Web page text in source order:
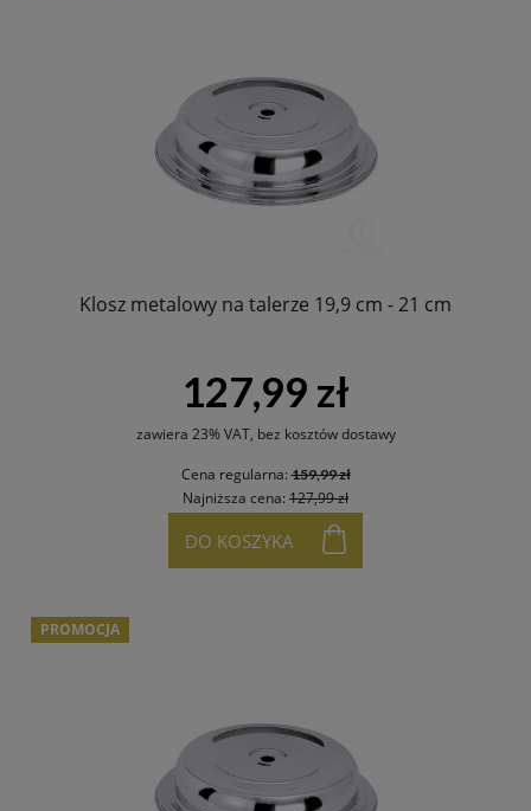
Klosz metalowy na talerze 19,9 cm - 21 cm
127,99 zł
zawiera 23% VAT, bez kosztów dostawy
Cena regularna:159,99 zł
Najniższa cena: 127,99 zł
DO KOSZYKA
PROMOCJA